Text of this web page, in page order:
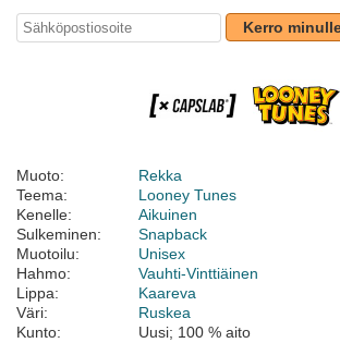
Kerro
Muoto:
Rekka
Teema:
Looney Tunes
Kenelle:
Aikuinen
Sulkeminen:
Snapback
Muotoilu:
Unisex
Hahmo:
Vauhti-Vinttiäinen
Lippa:
Kaareva
Väri:
Ruskea
Kunto:
Uusi; 100 % aito